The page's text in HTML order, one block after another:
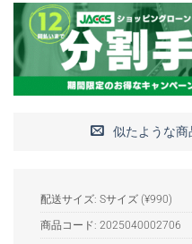
似たような商
配送サイズ: Sサイズ (¥990)
商品コード: 2025040002706